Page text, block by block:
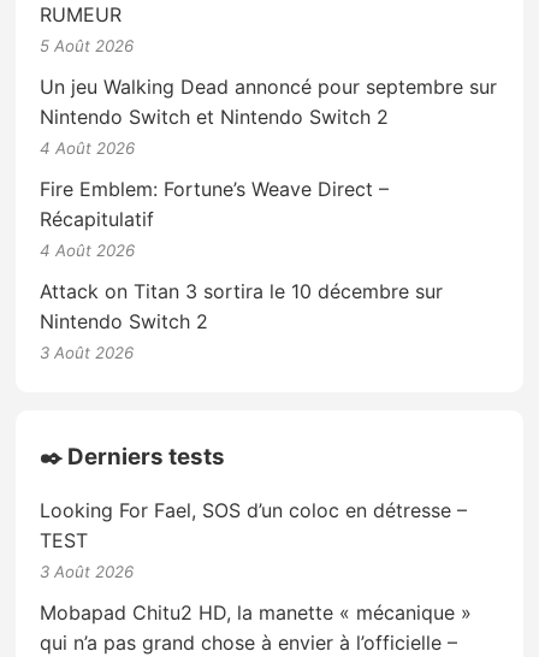
RUMEUR
5 Août 2026
Un jeu Walking Dead annoncé pour septembre sur
Nintendo Switch et Nintendo Switch 2
4 Août 2026
Fire Emblem: Fortune’s Weave Direct –
Récapitulatif
4 Août 2026
Attack on Titan 3 sortira le 10 décembre sur
Nintendo Switch 2
3 Août 2026
✒️ Derniers tests
Looking For Fael, SOS d’un coloc en détresse –
TEST
3 Août 2026
Mobapad Chitu2 HD, la manette « mécanique »
qui n’a pas grand chose à envier à l’officielle –